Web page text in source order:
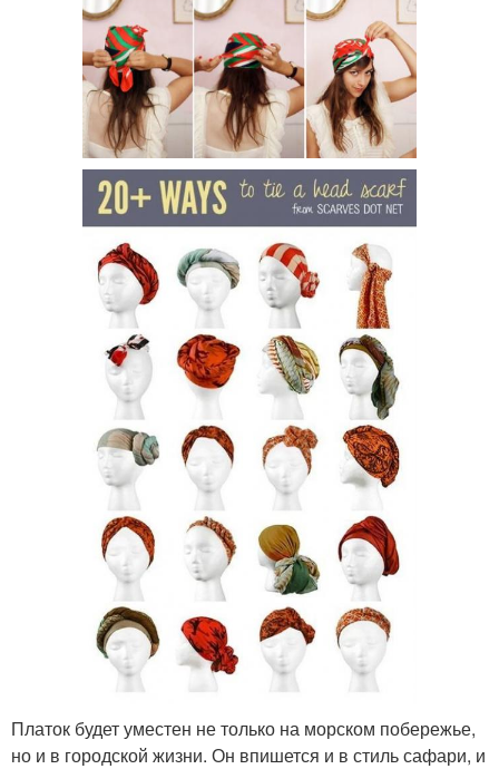
Платок будет уместен не только на морском побережье,
но и в городской жизни. Он впишется и в стиль сафари, и